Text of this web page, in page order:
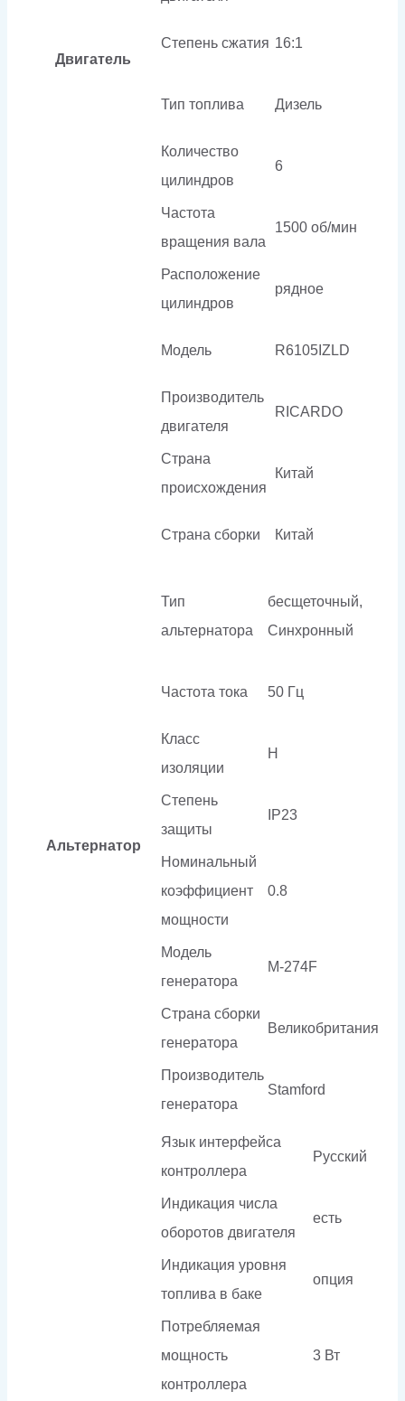
Двигатель
Степень сжатия 16:1
Тип топлива Дизель
Количество
цилиндров
6
Частота
вращения вала
1500 об/мин
Расположение
цилиндров
рядное
Модель R6105IZLD
Производитель
двигателя
RICARDO
Страна
происхождения
Китай
Страна сборки Китай
Альтернатор
Тип
альтернатора
бесщеточный,
Синхронный
Частота тока 50 Гц
Класс
изоляции
H
Степень
защиты
IP23
Номинальный
коэффициент
мощности
0.8
Модель
генератора
M-274F
Страна сборки
генератора
Великобритания
Производитель
генератора
Stamford
Язык интерфейса
контроллера
Русский
Индикация числа
оборотов двигателя
есть
Индикация уровня
топлива в баке
опция
Потребляемая
мощность
контроллера
3 Вт